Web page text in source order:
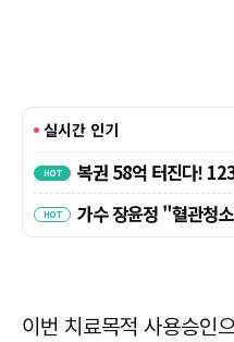
이번 치료목적 사용승인